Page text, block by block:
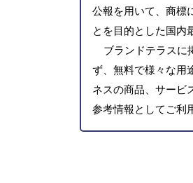
公報を用いて、商標
とを目的とした国内
ブランドテラスに
ず、無料で様々な用
ネスの商品、サービ
参考情報としてご利